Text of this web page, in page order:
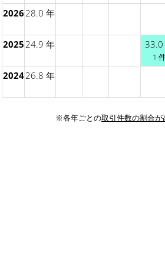
2026 28.0 年
2025 24.9 年 33.0
1
202426.8 年
※各年ごとの取引件数の割合が